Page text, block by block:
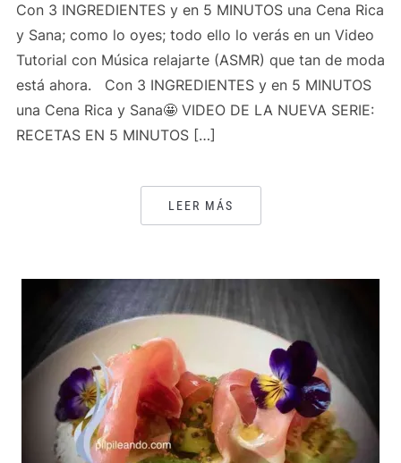
Con 3 INGREDIENTES y en 5 MINUTOS una Cena Rica
y Sana; como lo oyes; todo ello lo verás en un Video
Tutorial con Música relajarte (ASMR) que tan de moda
está ahora. Con 3 INGREDIENTES y en 5 MINUTOS
una Cena Rica y Sana🤩 VIDEO DE LA NUEVA SERIE:
RECETAS EN 5 MINUTOS […]
LEER MÁS